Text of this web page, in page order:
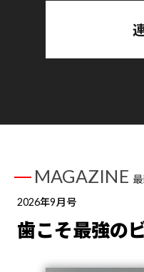
MAGAZINE
2026年9月号
歯こそ最強の